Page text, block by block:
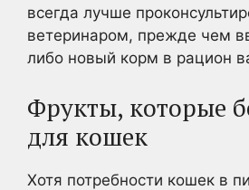
всегда лучше
ветеринаром, прежде чем
либо новый корм в рацион
Фрукты, которые
для кошек
Хотя потребности кошек в